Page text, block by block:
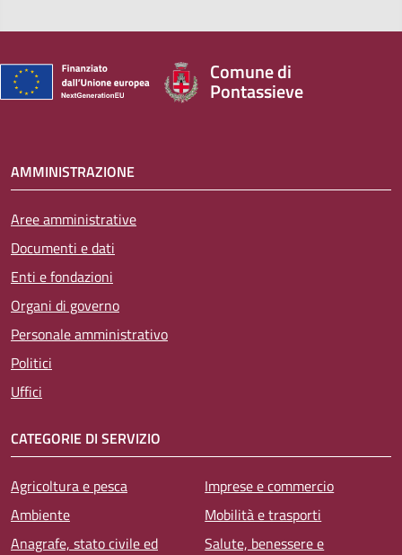
Comune di
Pontassieve
AMMINISTRAZIONE
Aree amministrative
Documenti e dati
Enti e fondazioni
Organi di governo
Personale amministrativo
Politici
Uffici
CATEGORIE DI SERVIZIO
Agricoltura e pesca
Ambiente
Anagrafe, stato civile ed
Imprese e commercio
Mobilità e trasporti
Salute, benessere e